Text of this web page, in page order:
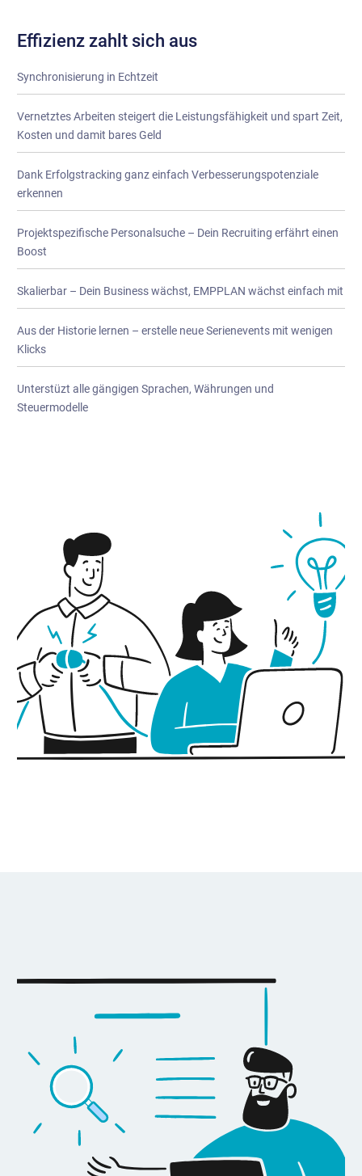
Effizienz zahlt sich aus
Synchronisierung in Echtzeit
Vernetztes Arbeiten steigert die Leistungsfähigkeit und spart Zeit,
Kosten und damit bares Geld
Dank Erfolgstracking ganz einfach Verbesserungspotenziale
erkennen
Projektspezifische Personalsuche – Dein Recruiting erfährt einen
Boost
Skalierbar – Dein Business wächst, EMPPLAN wächst einfach mit
Aus der Historie lernen – erstelle neue Serienevents mit wenigen
Klicks
Unterstüzt alle gängigen Sprachen, Währungen und
Steuermodelle